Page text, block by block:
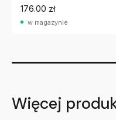
176.00 zł
w magazynie
Więcej